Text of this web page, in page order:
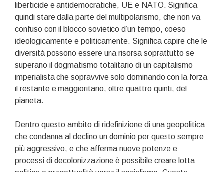
liberticide e antidemocratiche, UE e NATO. Significa
quindi stare dalla parte del multipolarismo, che non va
confuso con il blocco sovietico d’un tempo, coeso
ideologicamente e politicamente. Significa capire che le
diversità possono essere una risorsa soprattutto se
superano il dogmatismo totalitario di un capitalismo
imperialista che sopravvive solo dominando con la forza
il restante e maggioritario, oltre quattro quinti, del
pianeta.
Dentro questo ambito di ridefinizione di una geopolitica
che condanna al declino un dominio per questo sempre
più aggressivo, e che afferma nuove potenze e
processi di decolonizzazione è possibile creare lotta